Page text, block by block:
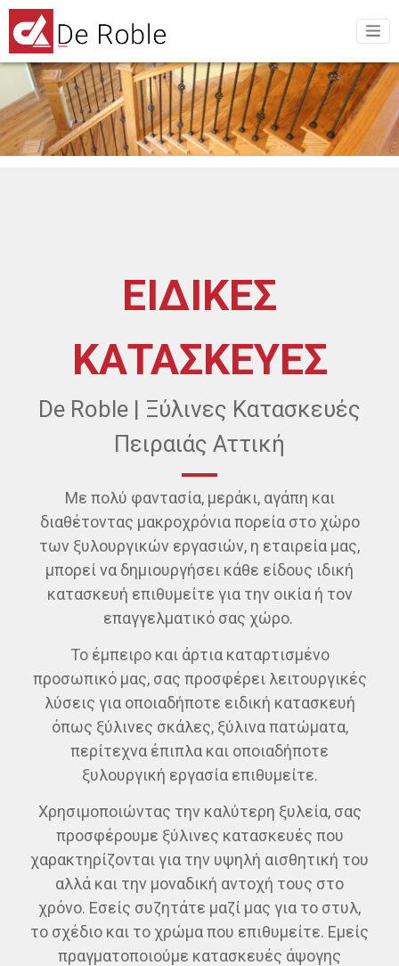
ΕΙΔΙΚΕΣ
ΚΑΤΑΣΚΕΥΕΣ
De Roble | Ξύλινες Κατασκευές
Πειραιάς Αττική
Με πολύ φαντασία, μεράκι, αγάπη και
διαθέτοντας μακροχρόνια πορεία στο χώρο
των ξυλουργικών εργασιών, η εταιρεία μας,
μπορεί να δημιουργήσει κάθε είδους ιδική
κατασκευή επιθυμείτε για την οικία ή τον
επαγγελματικό σας χώρο.
Το έμπειρο και άρτια καταρτισμένο
προσωπικό μας, σας προσφέρει λειτουργικές
λύσεις για οποιαδήποτε ειδική κατασκευή
όπως ξύλινες σκάλες, ξύλινα πατώματα,
περίτεχνα έπιπλα και οποιαδήποτε
ξυλουργική εργασία επιθυμείτε.
Χρησιμοποιώντας την καλύτερη ξυλεία, σας
προσφέρουμε ξύλινες κατασκευές που
χαρακτηρίζονται για την υψηλή αισθητική του
αλλά και την μοναδική αντοχή τους στο
χρόνο. Εσείς συζητάτε μαζί μας για το στυλ,
το σχέδιο και το χρώμα που επιθυμείτε. Εμείς
πραγματοποιούμε κατασκευές άψογης